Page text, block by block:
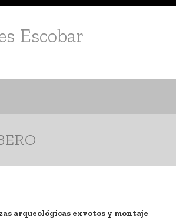
Escobar
arqueológicas exvotos y montaje